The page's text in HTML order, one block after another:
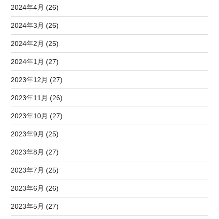
2024年4月 (26)
2024年3月 (26)
2024年2月 (25)
2024年1月 (27)
2023年12月 (27)
2023年11月 (26)
2023年10月 (27)
2023年9月 (25)
2023年8月 (27)
2023年7月 (25)
2023年6月 (26)
2023年5月 (27)